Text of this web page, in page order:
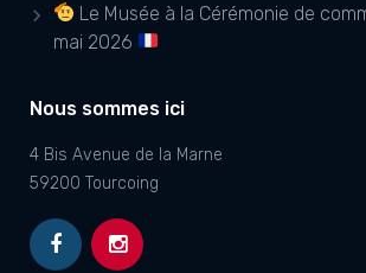
Le Musée à la Cérémonie de
mai 2026
Nous sommes ici
4 Bis Avenue de la Marne
59200 Tourcoing